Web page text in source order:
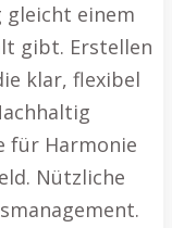
einem
gibt. Erstellen
klar, flexibel
für Harmonie
Nützliche